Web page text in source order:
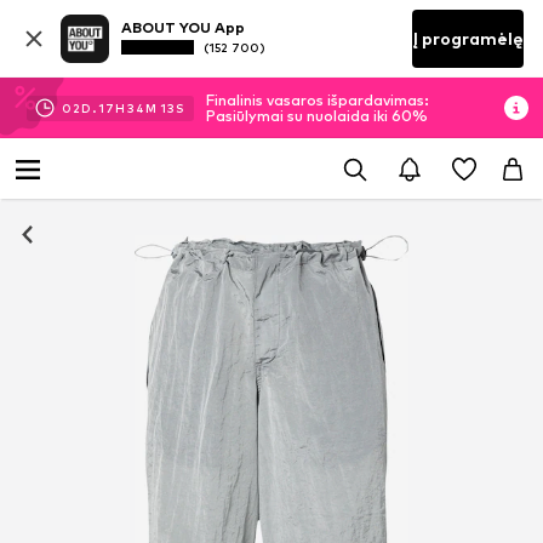
ABOUT YOU App
(152 700) Į programėlę
02D.17H 34M 13 S
Finalinis vasaros išpardavimas:
Pasiūlymai su nuolaida iki 60%